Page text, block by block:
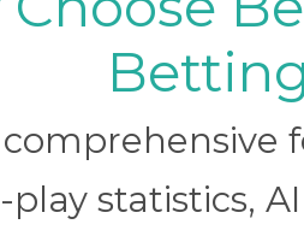
play statistics,